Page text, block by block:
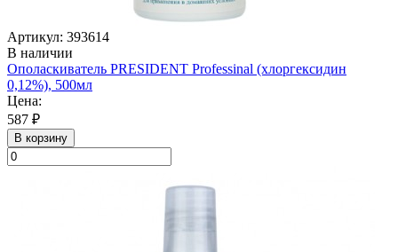
Артикул: 393614
В наличии
Ополаскиватель PRESIDENT Professinal (хлоргексидин
0,12%), 500мл
Цена:
587 ₽
В корзину